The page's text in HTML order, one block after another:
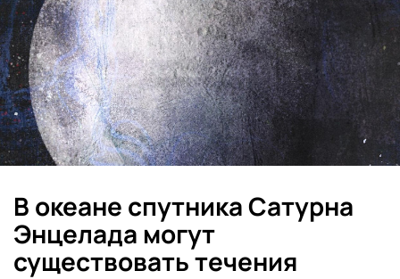
В океане спутника Сатурна
Энцелада могут
существовать течения